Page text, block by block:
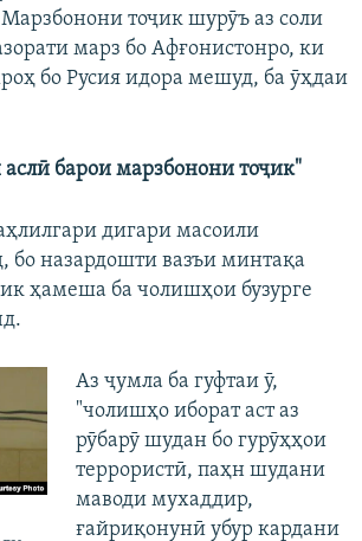
тоҷик шурӯъ аз соли
марз бо Афғонистонро, ки
бо Русия идора мешуд, ба ӯҳдаи
барои марзбонони тоҷик"
дигари масоили
бо назардошти вазъи минтақа
ҳамеша ба чолишҳои бузурге
Аз ҷумла ба гуфтаи ӯ,
"чолишҳо иборат аст аз
рӯбарӯ шудан бо гурӯҳҳои
террористӣ, паҳн шудани
маводи мухаддир,
ғайриқонунӣ убур кардани